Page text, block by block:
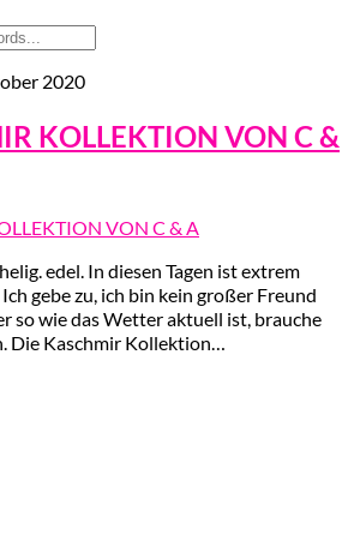
2020
KOLLEKTION VON C &
edel. In diesen Tagen ist extrem
gebe zu, ich bin kein großer Freund
so wie das Wetter aktuell ist, brauche
Die Kaschmir Kollektion…